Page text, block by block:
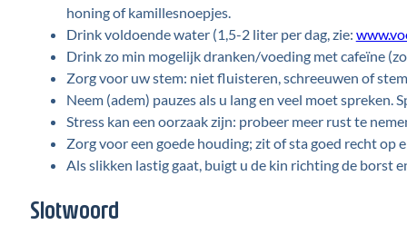
honing of kamillesnoepjes.
Drink voldoende water (1,5-2 liter per dag, zie:
Drink zo min mogelijk dranken/voeding met cafeïne
Zorg voor uw stem: niet fluisteren, schreeuwen of
Neem (adem) pauzes als u lang en veel moet spreken.
Stress kan een oorzaak zijn: probeer meer rust te
Zorg voor een goede houding; zit of sta goed recht op
Als slikken lastig gaat, buigt u de kin richting de borst
Slotwoord